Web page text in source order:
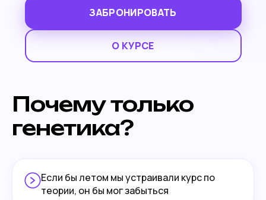
ЗАБРОНИРОВАТЬ
О КУРСЕ
Почему только
генетика?
Если бы летом мы устраивали курс по
теории, он бы мог забыться